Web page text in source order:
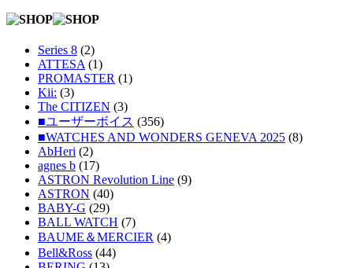
Series 8 (2)
ATTESA (1)
PROMASTER (1)
Kii: (3)
The CITIZEN (3)
■ユーザーボイス (356)
■WATCHES AND WONDERS GENEVA 2025 (8)
AbHeri (2)
agnes b (17)
ASTRON Revolution Line (9)
ASTRON (40)
BABY-G (29)
BALL WATCH (7)
BAUME＆MERCIER (4)
Bell&Ross (44)